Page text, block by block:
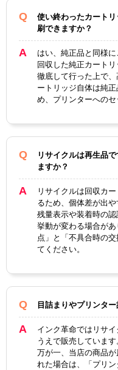
純正型番
カラー
顔料・染料
ICチップ
製品タイプ
使い終わったカート
刷できますか？
はい、純正品と同様に
回収した純正カート
徹底して行った上で
ートリッジ自体は純
め、プリンターへのセ
リサイクルは再生品
ますか？
リサイクルは回収カ
るため、個体差が出や
残量表示や装着時の
挙動が変わる場合が
点」と「不具合時の
てください。
目詰まりやプリンタ
インク革命ではリサ
うえで販売しています
万が一、当店の商品
れた場合は、「プリ